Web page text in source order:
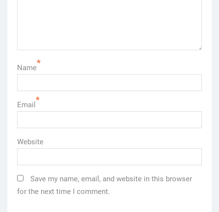
Name*
Email *
Website
Save my name, email, and website in this browser
for the next time I comment.